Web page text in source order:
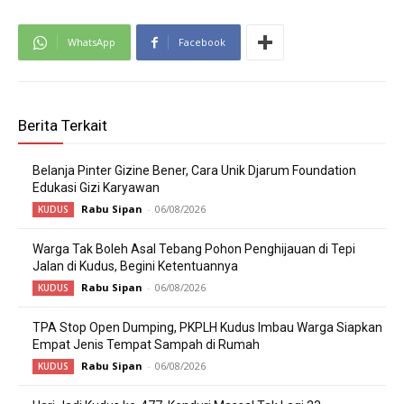
WhatsApp Facebook
Berita Terkait
Belanja Pinter Gizine Bener, Cara Unik Djarum Foundation
Edukasi Gizi Karyawan
KUDUS Rabu Sipan - 06/08/2026
Warga Tak Boleh Asal Tebang Pohon Penghijauan di Tepi
Jalan di Kudus, Begini Ketentuannya
KUDUS Rabu Sipan - 06/08/2026
TPA Stop Open Dumping, PKPLH Kudus Imbau Warga Siapkan
Empat Jenis Tempat Sampah di Rumah
KUDUS Rabu Sipan - 06/08/2026